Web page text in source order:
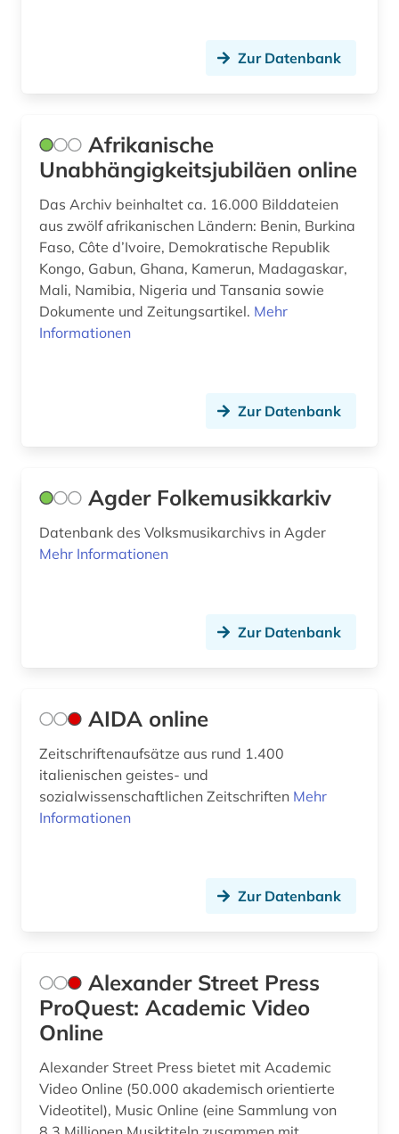
exponat (1)
fachdidaktik (1)
fachinformationsdienst (2)
fachliteratur (1)
fachportal (1)
feminismus (1)
fernsehen (2)
fid asien (2)
fid nahost-, nordafrika- und islamstudien (2)
film (11)
flandern <belgien> (1)
flucht (1)
fluchtbewegungen (1)
flurdenkmal (1)
Zur Datenbank
Afrikanische
Unabhängigkeitsjubiläen online
Das Archiv beinhaltet ca. 16.000 Bilddateien
aus zwölf afrikanischen Ländern: Benin, Burkina
Faso, Côte d’Ivoire, Demokratische Republik
Kongo, Gabun, Ghana, Kamerun, Madagaskar,
Mali, Namibia, Nigeria und Tansania sowie
Dokumente und Zeitungsartikel. Mehr
Informationen
Zur Datenbank
Agder Folkemusikkarkiv
Datenbank des Volksmusikarchivs in Agder
Mehr Informationen
Zur Datenbank
AIDA online
Zeitschriftenaufsätze aus rund 1.400
italienischen geistes- und
sozialwissenschaftlichen Zeitschriften Mehr
Informationen
Zur Datenbank
Alexander Street Press
ProQuest: Academic Video
Online
Alexander Street Press bietet mit Academic
Video Online (50.000 akademisch orientierte
Videotitel), Music Online (eine Sammlung von